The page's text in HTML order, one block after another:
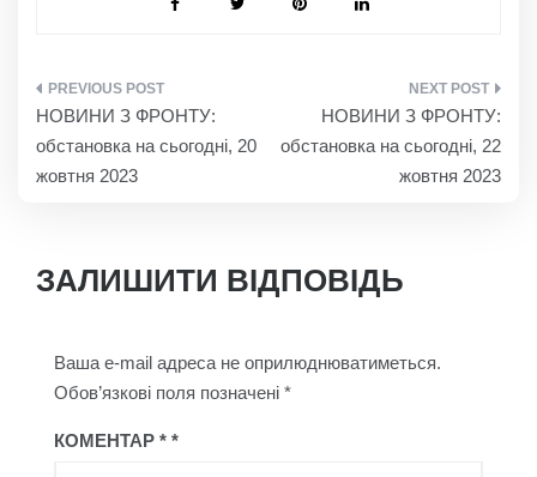
НАВІГАЦІЯ
ЗАПИСІВ
НОВИНИ З ФРОНТУ:
обстановка на сьогодні, 20
жовтня 2023
НОВИНИ З ФРОНТУ:
обстановка на сьогодні, 22
жовтня 2023
ЗАЛИШИТИ ВІДПОВІДЬ
Ваша e-mail адреса не оприлюднюватиметься.
Обов’язкові поля позначені *
КОМЕНТАР *